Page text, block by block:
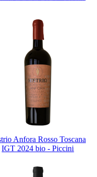
Anfora Rosso Toscana
IGT 2024 bio - Piccini